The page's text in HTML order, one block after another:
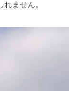
ません。